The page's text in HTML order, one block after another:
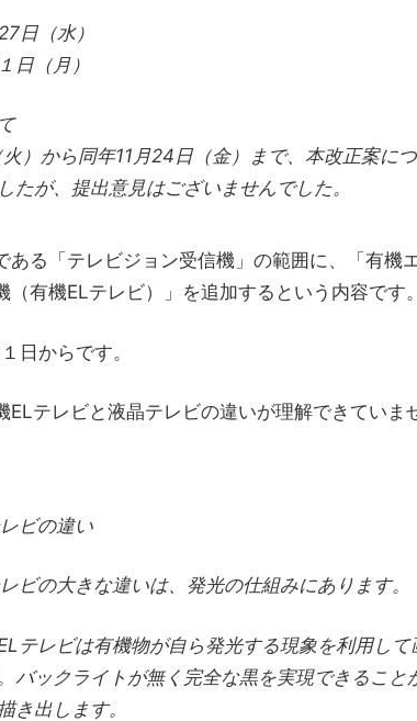
日（水）
日（月）
）から同年11月24日（金）まで、本改正案に
たが、提出意見はございませんでした。
ある「テレビジョン受信機」の範囲に、「有機
有機ELテレビ）」を追加するという内容です。
日からです。
テレビと液晶テレビの違いが理解できていま
ビの違い
ビの大きな違いは、発光の仕組みにあります。
テレビは有機物が自ら発光する現象を利用して
バックライトが無く完全な黒を実現できること
き出します。